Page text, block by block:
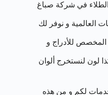
الطلاء في شركة صباغ
العالمية و نوفر لك
للأدراج و
لون لنستخرج ألوان
لكم و من هذه